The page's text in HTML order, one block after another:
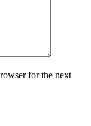
for the next